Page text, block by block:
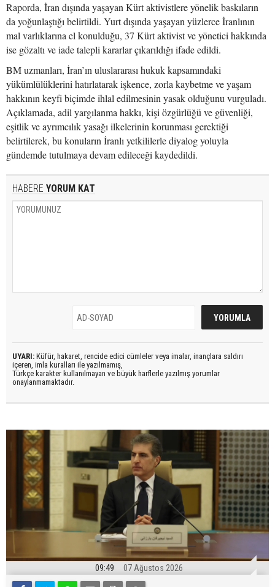
Raporda, İran dışında yaşayan Kürt aktivistlere yönelik baskıların
da yoğunlaştığı belirtildi. Yurt dışında yaşayan yüzlerce İranlının
mal varlıklarına el konulduğu, 37 Kürt aktivist ve yönetici hakkında
ise gözaltı ve iade talepli kararlar çıkarıldığı ifade edildi.
BM uzmanları, İran’ın uluslararası hukuk kapsamındaki
yükümlülüklerini hatırlatarak işkence, zorla kaybetme ve yaşam
hakkının keyfi biçimde ihlal edilmesinin yasak olduğunu vurguladı.
Açıklamada, adil yargılanma hakkı, kişi özgürlüğü ve güvenliği,
eşitlik ve ayrımcılık yasağı ilkelerinin korunması gerektiği
belirtilerek, bu konuların İranlı yetkililerle diyalog yoluyla
gündemde tutulmaya devam edileceği kaydedildi.
HABERE YORUM KAT
UYARI: Küfür, hakaret, rencide edici cümleler veya imalar, inançlara saldırı
içeren, imla kuralları ile yazılmamış,
Türkçe karakter kullanılmayan ve büyük harflerle yazılmış yorumlar
onaylanmamaktadır.
09:49 07 Ağustos 2026